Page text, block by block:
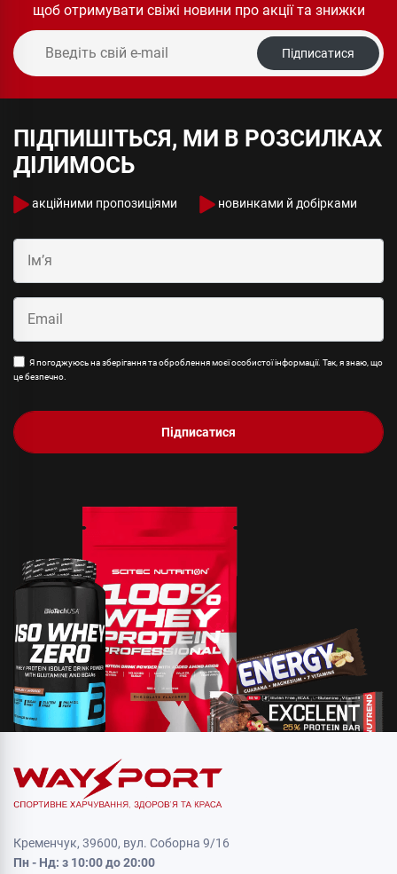
щоб отримувати свіжі новини про акції та знижки
Підписатися
ПІДПИШІТЬСЯ, МИ В РОЗСИЛКАХ
ДІЛИМОСЬ
акційними пропозиціями новинками й добірками
Я погоджуюсь на зберігання та оброблення моєї особистої інформації. Так, я знаю, що
це безпечно.
Підписатися
Кременчук, 39600, вул. Соборна 9/16
Пн - Нд: з 10:00 до 20:00